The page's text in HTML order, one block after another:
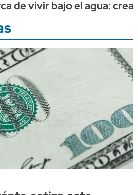
de vivir bajo el agua: